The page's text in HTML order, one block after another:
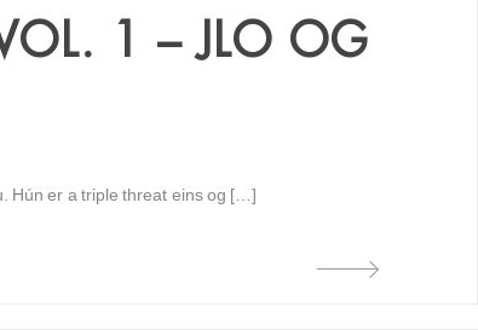
1 – JLO OG
Hún er a triple threat eins og […]